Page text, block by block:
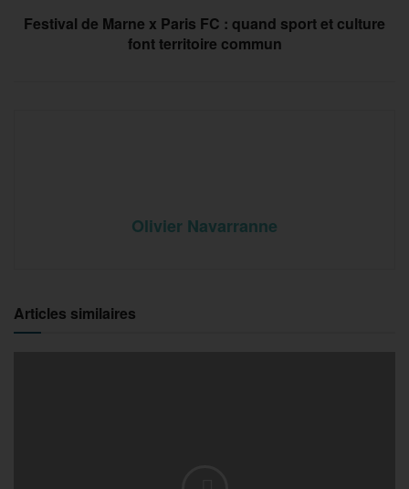
Festival de Marne x Paris FC : quand sport et culture
font territoire commun
Olivier Navarranne
Articles similaires